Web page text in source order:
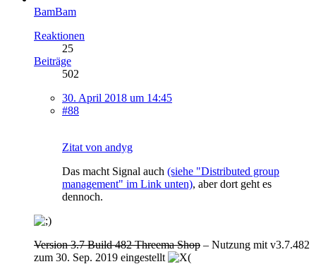
BamBam
Reaktionen
25
Beiträge
502
30. April 2018 um 14:45
#88
Zitat von andyg
Das macht Signal auch (siehe "Distributed group
management" im Link unten), aber dort geht es
dennoch.
Version 3.7 Build 482 Threema Shop – Nutzung mit v3.7.482
zum 30. Sep. 2019 eingestellt